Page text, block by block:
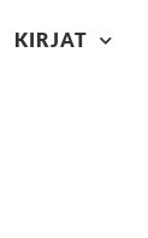
KIRJAT